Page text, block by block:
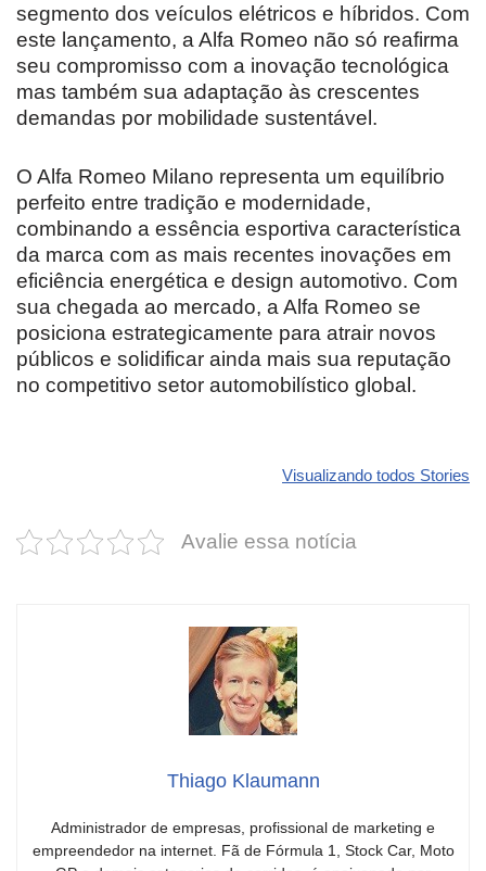
segmento dos veículos elétricos e híbridos. Com
este lançamento, a Alfa Romeo não só reafirma
seu compromisso com a inovação tecnológica
mas também sua adaptação às crescentes
demandas por mobilidade sustentável.
O Alfa Romeo Milano representa um equilíbrio
perfeito entre tradição e modernidade,
combinando a essência esportiva característica
da marca com as mais recentes inovações em
eficiência energética e design automotivo. Com
sua chegada ao mercado, a Alfa Romeo se
posiciona estrategicamente para atrair novos
públicos e solidificar ainda mais sua reputação
no competitivo setor automobilístico global.
Visualizando todos Stories
2025!
Dodge pode ter
de emoção
que
Avalie essa notícia
Thiago Klaumann
Administrador de empresas, profissional de marketing e
empreendedor na internet. Fã de Fórmula 1, Stock Car, Moto